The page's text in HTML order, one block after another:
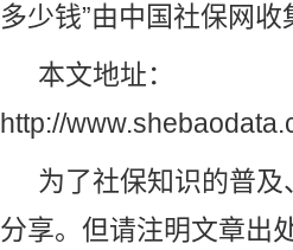
多少钱”由中国社保网收
本文地址：
http://
为了社保知识的普及
分享。但请注明文章出